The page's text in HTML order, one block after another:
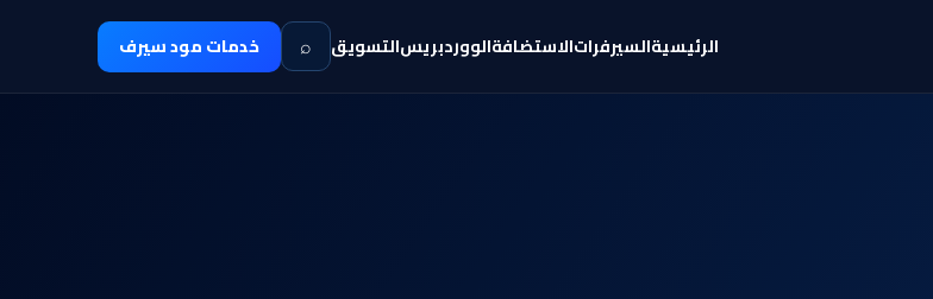
الرئيسيةالسيرفراتالاستضافةالووردبريسالتسويق ⌕ خدمات مود سيرف